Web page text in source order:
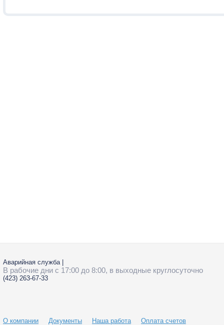
Аварийная служба
В рабочие дни с 17:00 до 8:00, в выходные круглосуточно
(423) 263-67-33
О компании Документы Наша работа Оплата счетов